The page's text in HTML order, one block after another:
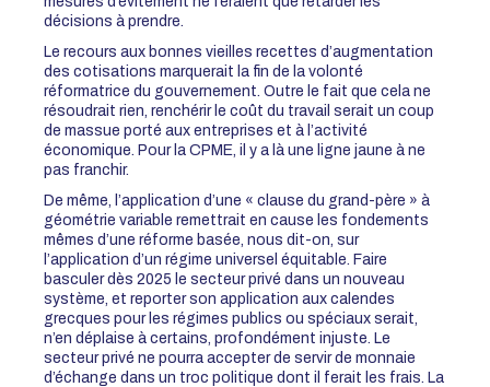
décisions à prendre.
Le recours aux bonnes vieilles recettes d’augmentation
des cotisations marquerait la fin de la volonté
réformatrice du gouvernement. Outre le fait que cela ne
résoudrait rien, renchérir le coût du travail serait un coup
de massue porté aux entreprises et à l’activité
économique. Pour la CPME, il y a là une ligne jaune à ne
pas franchir.
De même, l’application d’une « clause du grand-père » à
géométrie variable remettrait en cause les fondements
mêmes d’une réforme basée, nous dit-on, sur
l’application d’un régime universel équitable. Faire
basculer dès 2025 le secteur privé dans un nouveau
système, et reporter son application aux calendes
grecques pour les régimes publics ou spéciaux serait,
n’en déplaise à certains, profondément injuste. Le
secteur privé ne pourra accepter de servir de monnaie
d’échange dans un troc politique dont il ferait les frais. La